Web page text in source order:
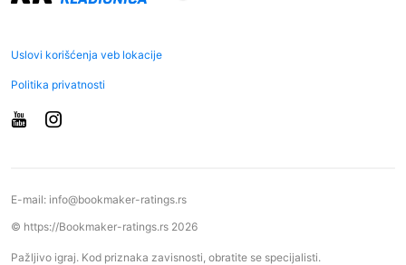
Uslovi korišćenja veb lokacije
Politika privatnosti
E-mail: info@bookmaker-ratings.rs
© https://Bookmaker-ratings.rs 2026
Pažljivo igraj. Kod priznaka zavisnosti, obratite se specijalisti.